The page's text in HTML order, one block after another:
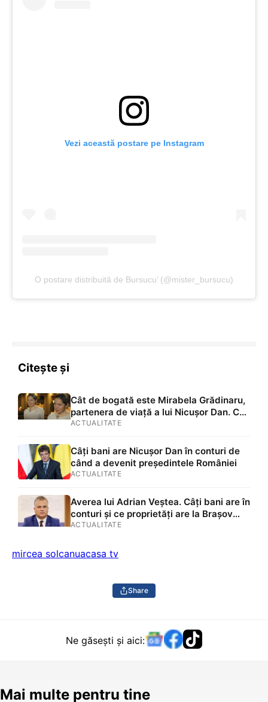
Vezi această postare pe Instagram
O postare distribuită de Bursucu’ (@mister_bursucu)
Citește și
Cât de bogată este Mirabela Grădinaru,
partenera de viață a lui Nicușor Dan. Ce
găsim în declarația de avere: terenuri în
două mașini, acțiuni Renault și un
împrumut de peste 116.000 de lei
acordat unei asociații
ACTUALITATE
Câți bani are Nicușor Dan în conturi de
când a devenit președintele României
ACTUALITATE
Averea lui Adrian Veștea. Câți bani are în
conturi și ce proprietăți are la Brașov
premierul desemnat de Nicușor Dan
ACTUALITATE
mircea solcanuacasa tv
Share
Ne găsești și aici:
Mai multe pentru tine